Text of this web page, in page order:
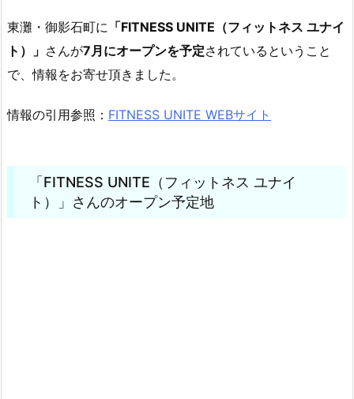
東灘・御影石町に 「FITNESS UNITE（フィットネス ユナイ
ト）」 さんが7月にオープンを予定されているということ
で、情報をお寄せ頂きました。
情報の引用参照： FITNESS UNITE WEBサイト
「FITNESS UNITE（フィットネス ユナイ
ト）」さんのオープン予定地